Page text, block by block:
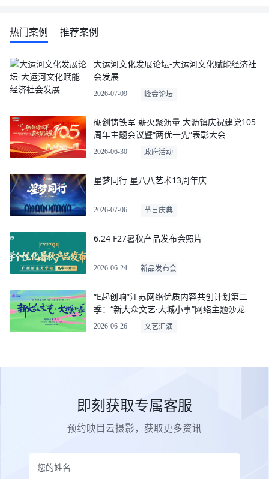
热门案例 推荐案例
大运河文化发展论坛-大运河文化赋能经济社
会发展
2026-07-09 峰会论坛
砺剑铸铁军 薪火聚沥量 大沥镇庆祝建党105
周年主题会议暨“两优一先”表彰大会
2026-06-30 政府活动
星梦同行 星八八艺术13周年庆
2026-07-06 节日庆典
6.24 F27暑秋产品发布会照片
2026-06-24 新品发布会
“E起创响”江苏网络优质内容共创计划第二
季：“新大众文艺·大城小事”网络主题沙龙
2026-06-26 文艺汇演
即刻获取专属客服
预约映目云摄影，获取更多资讯